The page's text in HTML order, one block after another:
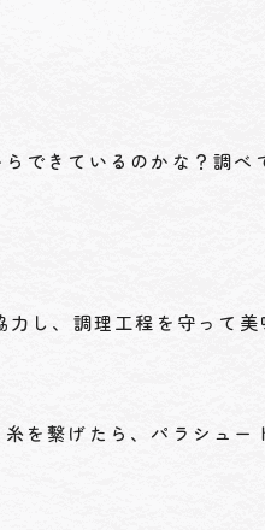
できているのかな？調べ
し、調理工程を守って美
を繋げたら、パラシュー